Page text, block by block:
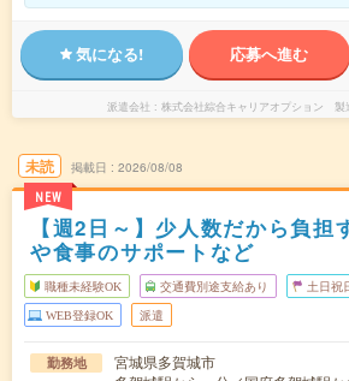
気になる! 応募へ進む
派遣会社 株式会社綜合キャリアオプション 製
未読
NEW
掲載日 2026/08/08
【週2日～】少人数だから負担
や食事のサポートなど
職種未経験OK 交通費別途支給あり 土日祝
WEB登録OK 派遣
勤務地
宮城県多賀城市